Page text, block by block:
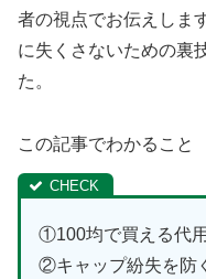
者の視点でお伝えしま
に失くさないための裏
た。
この記事でわかること
①100均で買える代
②キャップ紛失を防